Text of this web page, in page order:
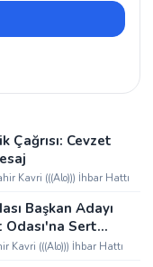
Çağrısı: Cevzet
Kavri (((Alo))) İhbar Hattı
Başkan Adayı
Sert
Bırakılamaz"
Kavri (((Alo))) İhbar Hattı